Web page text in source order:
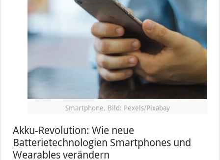
Smartphone, Bild: Pexels/Pixabay
Akku-Revolution: Wie neue
Batterietechnologien Smartphones und
Wearables verändern